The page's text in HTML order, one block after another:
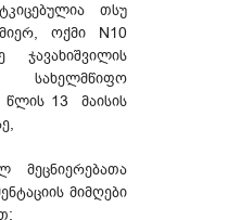
თსუ
ოქმი N10
წლის 13 მაისის
მეცნიერებათა
მიმღები